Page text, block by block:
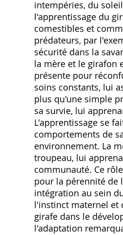
intempéries, du
l'apprentissage du
comestibles et
prédateurs, par
sécurité dans la
la mère et le girafon
présente pour
soins constants, lui
plus qu'une simple
sa survie, lui
L'apprentissage se
comportements de
environnement. La
troupeau, lui
communauté. Ce
pour la pérennité de
intégration au sein
l'instinct maternel et
girafe dans le
l'adaptation